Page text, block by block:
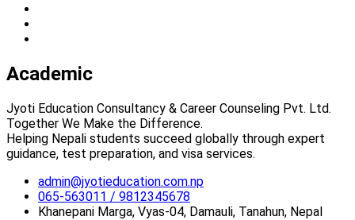
Academic
Jyoti Education Consultancy & Career Counseling Pvt. Ltd.
Together We Make the Difference.
Helping Nepali students succeed globally through expert
guidance, test preparation, and visa services.
admin@jyotieducation.com.np
065-563011 / 9812345678
Khanepani Marga, Vyas-04, Damauli, Tanahun, Nepal